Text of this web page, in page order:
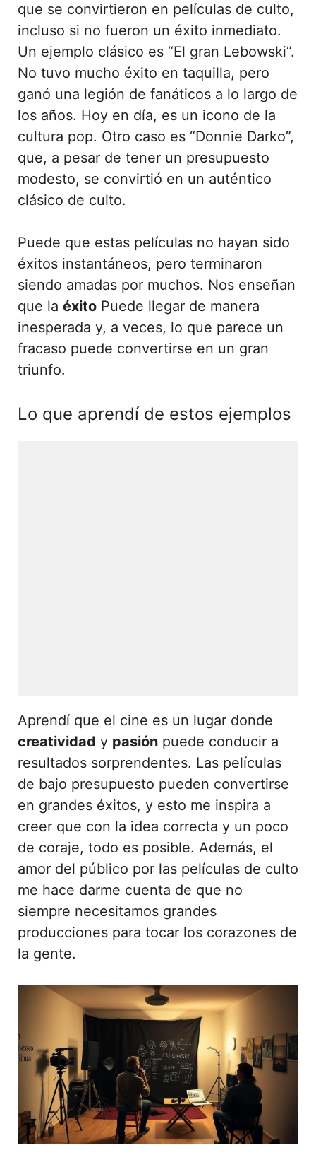
que se convirtieron en películas de culto,
incluso si no fueron un éxito inmediato.
Un ejemplo clásico es “El gran Lebowski”.
No tuvo mucho éxito en taquilla, pero
ganó una legión de fanáticos a lo largo de
los años. Hoy en día, es un icono de la
cultura pop. Otro caso es “Donnie Darko”,
que, a pesar de tener un presupuesto
modesto, se convirtió en un auténtico
clásico de culto.
Puede que estas películas no hayan sido
éxitos instantáneos, pero terminaron
siendo amadas por muchos. Nos enseñan
que la éxito Puede llegar de manera
inesperada y, a veces, lo que parece un
fracaso puede convertirse en un gran
triunfo.
Lo que aprendí de estos ejemplos
Aprendí que el cine es un lugar donde
creatividad y pasión puede conducir a
resultados sorprendentes. Las películas
de bajo presupuesto pueden convertirse
en grandes éxitos, y esto me inspira a
creer que con la idea correcta y un poco
de coraje, todo es posible. Además, el
amor del público por las películas de culto
me hace darme cuenta de que no
siempre necesitamos grandes
producciones para tocar los corazones de
la gente.